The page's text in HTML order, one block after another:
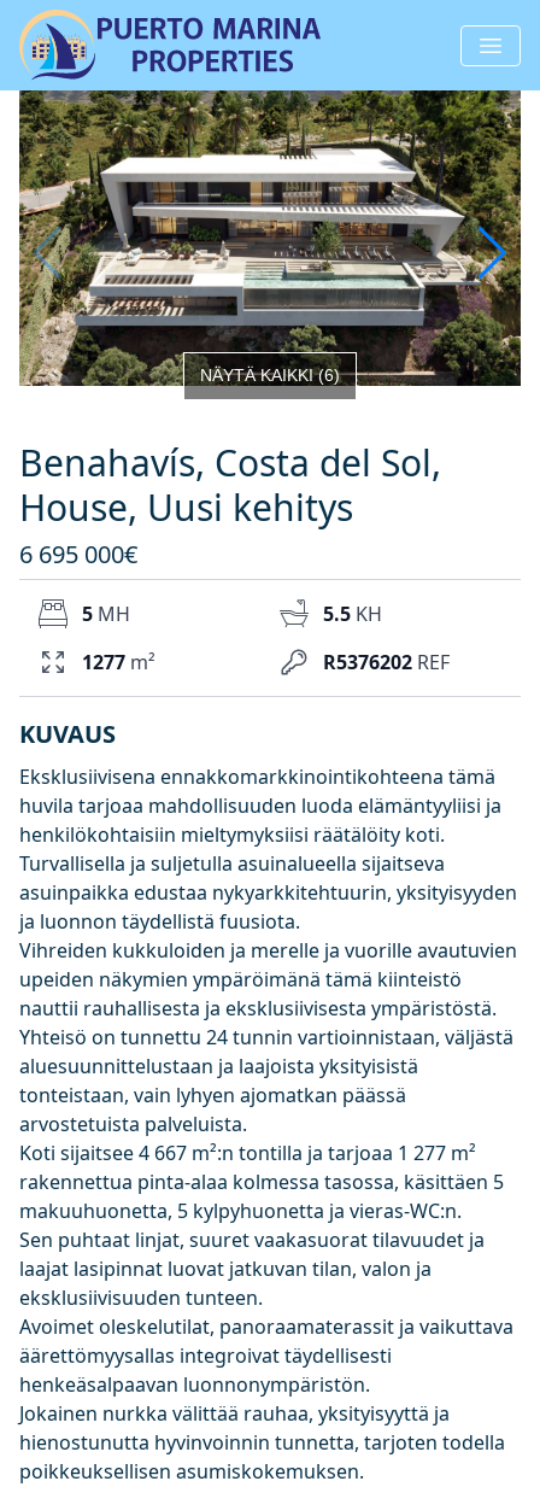
NÄYTÄ KAIKKI(6)
Benahavís, Costa del Sol,
House, Uusi kehitys
6 695 000€
R5376202 REF
5 MH 5.5 KH
1277 m²
KUVAUS
Eksklusiivisena ennakkomarkkinointikohteena tämä
huvila tarjoaa mahdollisuuden luoda elämäntyyliisi ja
henkilökohtaisiin mieltymyksiisi räätälöity koti.
Turvallisella ja suljetulla asuinalueella sijaitseva
asuinpaikka edustaa nykyarkkitehtuurin, yksityisyyden
ja luonnon täydellistä fuusiota.
Vihreiden kukkuloiden ja merelle ja vuorille avautuvien
upeiden näkymien ympäröimänä tämä kiinteistö
nauttii rauhallisesta ja eksklusiivisesta ympäristöstä.
Yhteisö on tunnettu 24 tunnin vartioinnistaan, väljästä
aluesuunnittelustaan ja laajoista yksityisistä
tonteistaan, vain lyhyen ajomatkan päässä
arvostetuista palveluista.
Koti sijaitsee 4 667 m²:n tontilla ja tarjoaa 1 277 m²
rakennettua pinta-alaa kolmessa tasossa, käsittäen 5
makuuhuonetta, 5 kylpyhuonetta ja vieras-WC:n.
Sen puhtaat linjat, suuret vaakasuorat tilavuudet ja
laajat lasipinnat luovat jatkuvan tilan, valon ja
eksklusiivisuuden tunteen.
Avoimet oleskelutilat, panoraamaterassit ja vaikuttava
äärettömyysallas integroivat täydellisesti
henkeäsalpaavan luonnonympäristön.
Jokainen nurkka välittää rauhaa, yksityisyyttä ja
hienostunutta hyvinvoinnin tunnetta, tarjoten todella
poikkeuksellisen asumiskokemuksen.